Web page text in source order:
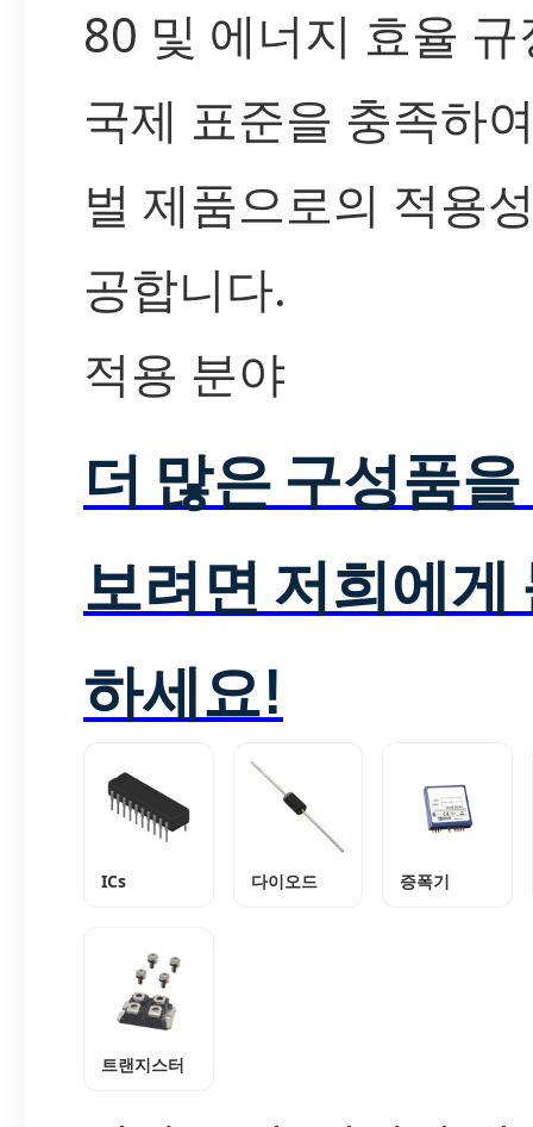
80 및 에너지 효율
국제 표준을 충족하
벌 제품으로의 적용
공합니다.
적용 분야
더 많은 구성품
보려면 저희에게
하세요!
ICs 다이오드 증폭기
트랜지스터